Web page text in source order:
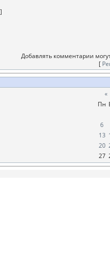
]
Добавлять комментарии
[
«
Пн
6
13
20
27